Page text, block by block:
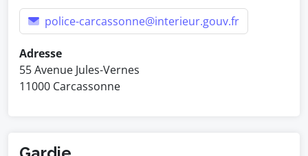
police-carcassonne@interieur.gouv.fr
Adresse
55 Avenue Jules-Vernes
11000 Carcassonne